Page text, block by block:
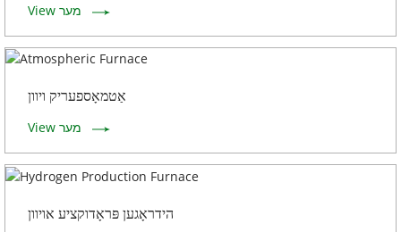
View מער
אַטמאָספעריק ויוון
View מער
הידראָגען פּראָדוקציע אויוון